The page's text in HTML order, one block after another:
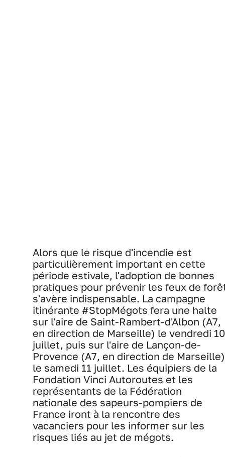
Alors que le risque d'incendie est
particulièrement important en cette
période estivale, l'adoption de bonnes
pratiques pour prévenir les feux de
s'avère indispensable. La campagne
itinérante #StopMégots fera une halte
sur l'aire de Saint-Rambert-d'Albon (A7,
en direction de Marseille) le vendredi 10
juillet, puis sur l'aire de Lançon-de-
Provence (A7, en direction de Marseille)
le samedi 11 juillet. Les équipiers de la
Fondation Vinci Autoroutes et les
représentants de la Fédération
nationale des sapeurs-pompiers de
France iront à la rencontre des
vacanciers pour les informer sur les
risques liés au jet de mégots.